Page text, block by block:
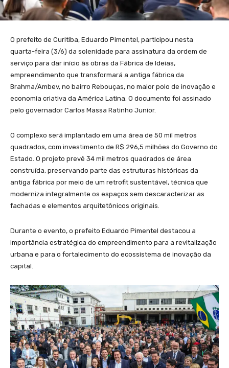
O prefeito de Curitiba, Eduardo Pimentel, participou nesta
quarta-feira (3/6) da solenidade para assinatura da ordem de
serviço para dar início às obras da Fábrica de Ideias,
empreendimento que transformará a antiga fábrica da
Brahma/Ambev, no bairro Rebouças, no maior polo de inovação e
economia criativa da América Latina. O documento foi assinado
pelo governador Carlos Massa Ratinho Junior.
O complexo será implantado em uma área de 50 mil metros
quadrados, com investimento de R$ 296,5 milhões do Governo do
Estado. O projeto prevê 34 mil metros quadrados de área
construída, preservando parte das estruturas históricas da
antiga fábrica por meio de um retrofit sustentável, técnica que
moderniza integralmente os espaços sem descaracterizar as
fachadas e elementos arquitetônicos originais.
Durante o evento, o prefeito Eduardo Pimentel destacou a
importância estratégica do empreendimento para a revitalização
urbana e para o fortalecimento do ecossistema de inovação da
capital.